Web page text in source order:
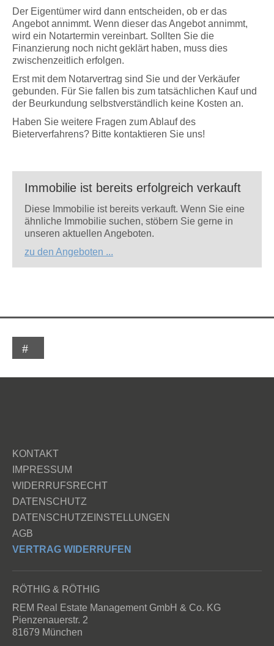
Der Eigentümer wird dann entscheiden, ob er das
Angebot annimmt. Wenn dieser das Angebot annimmt,
wird ein Notartermin vereinbart. Sollten Sie die
Finanzierung noch nicht geklärt haben, muss dies
zwischenzeitlich erfolgen.
Erst mit dem Notarvertrag sind Sie und der Verkäufer
gebunden. Für Sie fallen bis zum tatsächlichen Kauf und
der Beurkundung selbstverständlich keine Kosten an.
Haben Sie weitere Fragen zum Ablauf des
Bieterverfahrens? Bitte kontaktieren Sie uns!
Immobilie ist bereits erfolgreich verkauft
Diese Immobilie ist bereits verkauft. Wenn Sie eine
ähnliche Immobilie suchen, stöbern Sie gerne in
unseren aktuellen Angeboten.
zu den Angeboten ...
KONTAKT
IMPRESSUM
WIDERRUFSRECHT
DATENSCHUTZ
DATENSCHUTZEINSTELLUNGEN
AGB
VERTRAG WIDERRUFEN
RÖTHIG & RÖTHIG
REM Real Estate Management GmbH & Co. KG
Pienzenauerstr. 2
81679 München